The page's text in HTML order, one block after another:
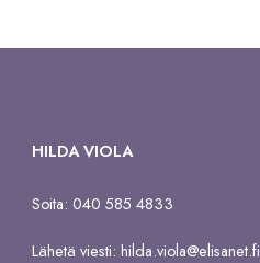
HILDA VIOLA
Soita: 040 585 4833
Lähetä viesti:hilda.viola@elisanet.fi